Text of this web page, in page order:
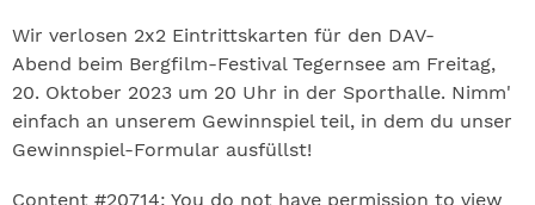
Wir verlosen 2x2 Eintrittskarten für den DAV-
Abend beim Bergfilm-Festival Tegernsee am Freitag,
20. Oktober 2023 um 20 Uhr in der Sporthalle. Nimm'
einfach an unserem Gewinnspiel teil, in dem du unser
Gewinnspiel-Formular ausfüllst!
Content #20714: You do not have permission to view